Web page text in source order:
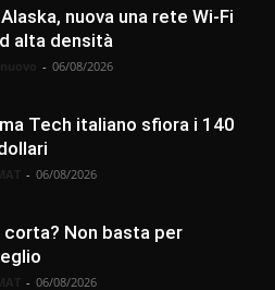
nuova una rete Wi-Fi
alta densità
- 06/08/2026
Tech italiano sfiora i 140
- 06/08/2026
Non basta per
- 06/08/2026